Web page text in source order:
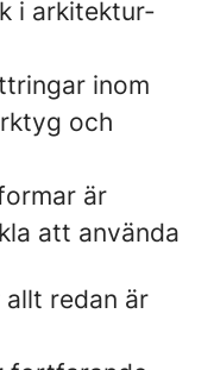
i arkitektur-
inom
och
är
att använda
redan är